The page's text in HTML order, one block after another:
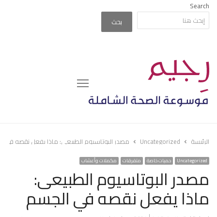
Search
بحث
Menu
الرئيسة Uncategorized مصدر البوتاسيوم الطبيعى: ماذا يفعل نقصه في
Uncategorized حميات خاصة متفرقات مكملات وأعشاب
مصدر البوتاسيوم الطبيعى:
ماذا يفعل نقصه في الجسم